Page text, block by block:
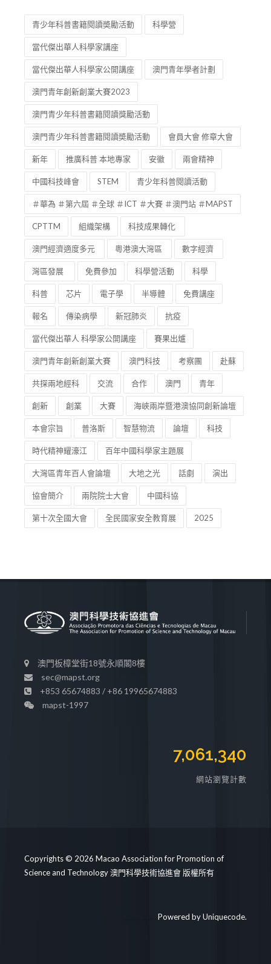
青少年科普書籍閱讀奬勵活動 科學營
當代傑出華人科學家講座
當代傑出華人科學家公開講座 澳門青年學者計劃
澳門青年創新創業大賽2023
澳門青少年科普書籍閱讀獎勵活動
澳門青少年科普書籍閱讀奬勵活動 會員大會 修章大會
新年 推廣科普 本地專家 安徽 兩會精神
中國科技峰會 STEM 青少年科普閱讀活動
＃華為 ＃第六屆 ＃全球 ＃ICT ＃大賽 ＃澳門站 ＃MAPST
CPTTM 組織架構 科技成果轉化
澳門經濟適度多元 粵港澳大灣區 數字經濟
灣區發展 免費參加 科學營活動 科學
科普 芯片 電子學 半導體 免費講座
報名 傳染病學 新冠肺炎 抗疫
當代傑出華人 科學家公開講座 賽果出爐
澳門青年創新創業大賽 澳門科技 考察團 赴蘇
共探兩地經科 交流 合作 澳門 青年
創新 創業 大賽 海峽兩岸暨港澳協同創新論壇
本會宗旨 普洛斯 智慧物流 論壇 科技
時代精神耀濠江 百年中國科學家主題展
大灣區青年百人會論壇 大地之光 話劇 演出
協會簡介 兩院院士大會 中國科協
第十次全國大會 全民國家安全教育展 2025
澳門板樟堂街18號永順閣8樓
sec@mapst.org
+853 65674883 / +86 19965674883
mapst-1997
7,061,340
網站瀏覽計數
Copyrights © 2026 Macao Association for Promotion of
Science and Technology 澳門科學技術協進會 版權所有
Powered byUniquecode.